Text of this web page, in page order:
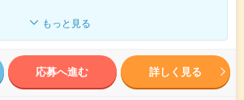
もっと見る
応募へ進む 詳しく見る